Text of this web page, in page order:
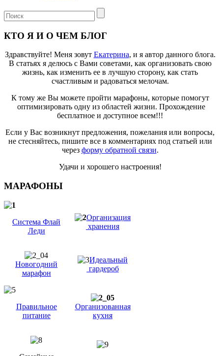
КТО Я И О ЧЕМ БЛОГ
Здравствуйте! Меня зовут Екатерина, и я автор данного блога.
В статьях я делюсь с Вами советами, как организовать свою
жизнь, как изменить ее в лучшую сторону, как стать
счастливым и радоваться мелочам.
К тому же Вы можете пройти марафоны, которые помогут
оптимизировать одну из областей жизни. Прохождение
бесплатное и доступное всем!!!
Если у Вас возникнут предложения, пожелания или вопросы,
не стесняйтесь, пишите все в комментариях под статьей или
через форму обратной связи.
Удачи и хорошего настроения!
МАРАФОНЫ
Система Флай
Леди
Организация
хранения
Новогодний
марафон
Идеальный
гардероб
Правильное
питание
Организованная
кухня